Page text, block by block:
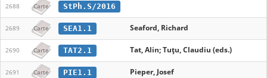
2688 Carte StPh.S/2016
2689 Carte SEA1.1 Seaford, Richard
2690 Carte TAT2.1 Tat, Alin; Tuţu, Claudiu (eds.)
2691 Carte PIE1.1 Pieper, Josef